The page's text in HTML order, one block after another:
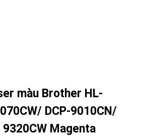
màu Brother HL-
DCP-9010CN/
Magenta